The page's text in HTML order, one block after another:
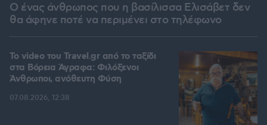
Ο ένας άνθρωπος που η βασίλισσα Ελισάβετ δεν
θα άφηνε ποτέ να περιμένει στο τηλέφωνο
To video του Travel.gr από το ταξίδι
στα Βόρεια Άγραφα: Φιλόξενοι
Άνθρωποι, ανόθευτη Φύση
07.08.2026, 12:38